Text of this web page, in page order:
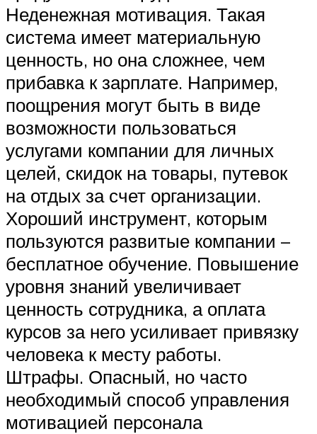
Неденежная мотивация. Такая
система имеет материальную
ценность, но она сложнее, чем
прибавка к зарплате. Например,
поощрения могут быть в виде
возможности пользоваться
услугами компании для личных
целей, скидок на товары, путевок
на отдых за счет организации.
Хороший инструмент, которым
пользуются развитые компании –
бесплатное обучение. Повышение
уровня знаний увеличивает
ценность сотрудника, а оплата
курсов за него усиливает привязку
человека к месту работы.
Штрафы. Опасный, но часто
необходимый способ управления
мотивацией персонала